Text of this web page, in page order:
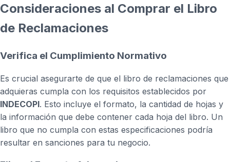
Consideraciones al Comprar el Libro
de Reclamaciones
Verifica el Cumplimiento Normativo
Es crucial asegurarte de que el libro de reclamaciones que
adquieras cumpla con los requisitos establecidos por
INDECOPI. Esto incluye el formato, la cantidad de hojas y
la información que debe contener cada hoja del libro. Un
libro que no cumpla con estas especificaciones podría
resultar en sanciones para tu negocio.